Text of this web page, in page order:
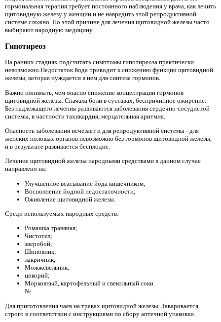
гормональная терапия требует постоянного наблюдения у врача, как лечить
щитовидную железу у женщин и не навредить этой репродуктивной
системе сложно. По этой причине для лечения щитовидной железы часто
выбирают народную медицину.
Гипотиреоз
На ранних стадиях подсчитать симптомы гипотиреоза практически
невозможно.Недостаток йода приводит к снижению функции щитовидной
железы, которая нуждается в нем для синтеза гормонов.
Важно понимать, чем опасно снижение концентрации гормонов
щитовидной железы. Сначала боли в суставах, беспричинное ожирение.
Без надлежащего лечения развиваются заболевания сердечно-сосудистой
системы, в частности тахикардия, мерцательная аритмия.
Опасность заболевания исчезает и для репродуктивной системы - для
женских половых органов невозможно без гормонов щитовидной железы,
и в результате развивается бесплодие.
Лечение щитовидной железы народными средствами в данном случае
направлено на:
Улучшенное всасывание йода кишечником;
Восполнение йодной недостаточности;
Оживление щитовидной железы.
Среди используемых народных средств:
Ромашка травяная;
Чистотел;
зверобой;
Шиповник;
лакричник;
Можжевельник;
цикорий;
Морковный, картофельный и свекольный соки.
№
Для приготовления чаев на травах щитовидной железы. Заваривается
строго в соответствии с инструкциями по сбору аптечной упаковки.